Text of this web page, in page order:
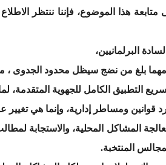
هذا الموضوع، فإننا ننتظر
البرلمانيين،
مهما بلغ من نضج سيظل محدود الجدوى ،
التطبيق الكامل للجهوية
ومساطر إدارية، وإنما هي تغيير
المشاكل المحلية، والاستجابة
المنتخبة.